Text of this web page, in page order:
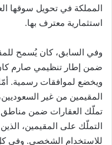
المملكة في تحويل سوقها
استثمارية معترف بها.
وفي السابق، كان يُسمح
ضمن إطار تنظيمي صارم
ويخضع لموافقات رسمية.
المقيمين من غير
تملّك العقارات ضمن مناطق
التملّك على المقيمين،
للاستخدام الشخصي. وفي كلٍّ